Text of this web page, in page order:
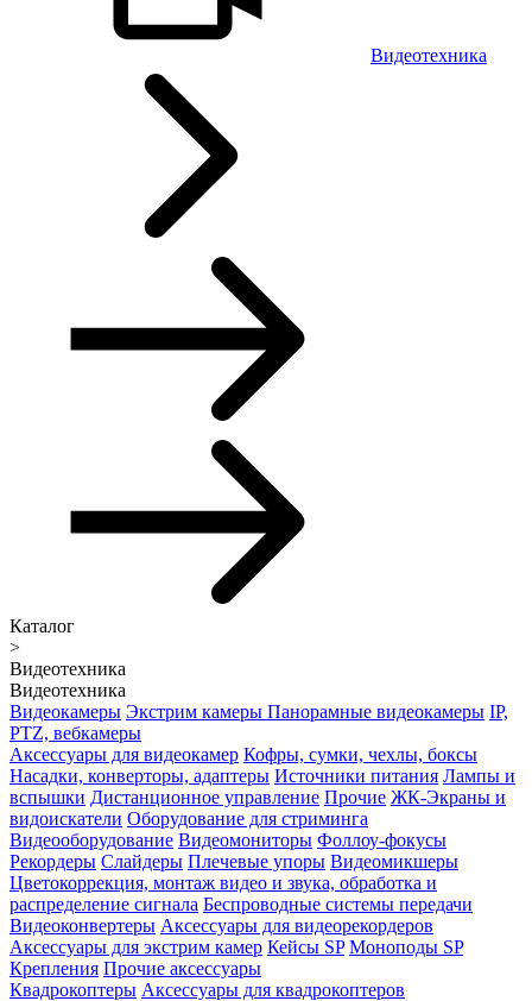
Видеотехника
Каталог
>
Видеотехника
Видеотехника
Видеокамеры Экстрим камеры Панорамные видеокамеры IP,
PTZ, вебкамеры
Аксессуары для видеокамер Кофры, сумки, чехлы, боксы
Насадки, конверторы, адаптеры Источники питания Лампы и
вспышки Дистанционное управление Прочие ЖК-Экраны и
видоискатели Оборудование для стриминга
Видеооборудование Видеомониторы Фоллоу-фокусы
Рекордеры Слайдеры Плечевые упоры Видеомикшеры
Цветокоррекция, монтаж видео и звука, обработка и
распределение сигнала Беспроводные системы передачи
Видеоконвертеры Аксессуары для видеорекордеров
Аксессуары для экстрим камер Кейсы SP Моноподы SP
Крепления Прочие аксессуары
Квадрокоптеры Аксессуары для квадрокоптеров